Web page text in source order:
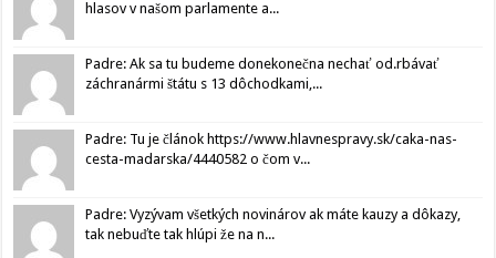
hlasov v našom parlamente a...
Padre: Ak sa tu budeme donekonečna nechať od.rbávať
záchranármi štátu s 13 dôchodkami,...
Padre: Tu je článok https://www.hlavnespravy.sk/caka-nas-
cesta-madarska/4440582 o čom v...
Padre: Vyzývam všetkých novinárov ak máte kauzy a dôkazy,
tak nebuďte tak hlúpi že na n...